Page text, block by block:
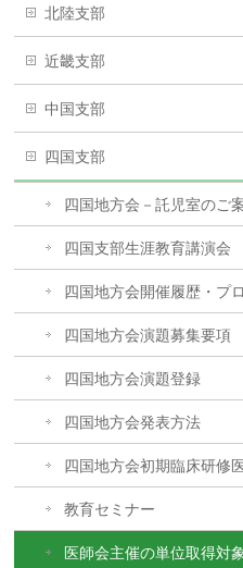
北陸支部
近畿支部
中国支部
四国支部
四国地方会－託児室のご
四国支部生涯教育講演会
四国地方会開催履歴・プ
四国地方会演題募集要項
四国地方会演題登録
四国地方会発表方法
四国地方会初期臨床研修
教育セミナー
医師会主催の単位取得対